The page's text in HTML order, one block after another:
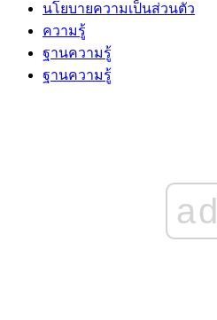
นโยบายความเป็นส่วนตัว
ความรู้
ฐานความรู้
ฐานความรู้
ad